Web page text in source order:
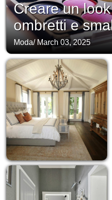
Creare un
ombretti e
Moda/ March 03, 2025